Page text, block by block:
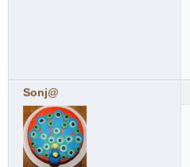
Sonj@